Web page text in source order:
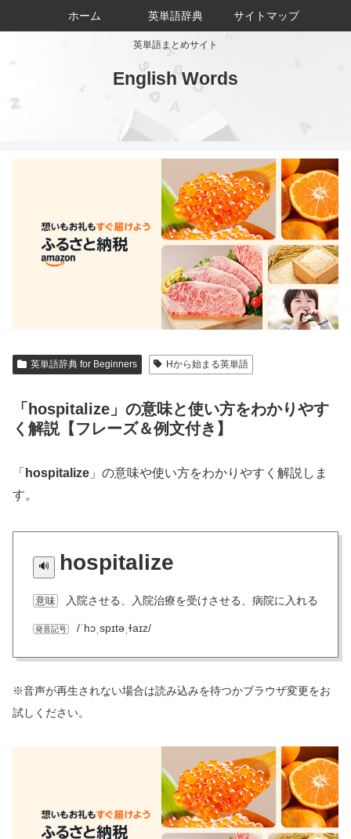
英単語まとめサイト
English Words
ホーム 英単語辞典 サイトマップ
英単語辞典 for Beginners Hから始まる英単語
「hospitalize」の意味と使い方をわかりやす
く解説【フレーズ＆例文付き】
「 hospitalize 」の意味や使い方をわかりやすく解説しま
す。
hospitalize
意味 入院させる、入院治療を受けさせる、病院に入れる
発音記号 /ˈhɔˌspɪtəˌɫaɪz/
※音声が再生されない場合は読み込みを待つかブラウザ変更をお
試しください。